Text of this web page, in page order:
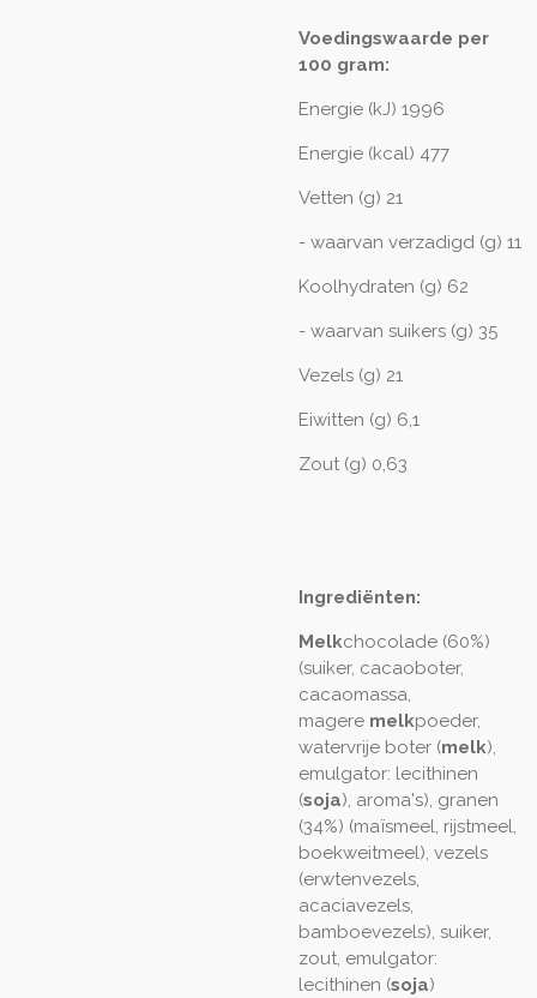
Voedingswaarde per
100 gram:
Energie (kJ) 1996
Energie (kcal) 477
Vetten (g) 21
- waarvan verzadigd (g) 11
Koolhydraten (g) 62
- waarvan suikers (g) 35
Vezels (g) 21
Eiwitten (g) 6,1
Zout (g) 0,63
Ingrediënten:
Melkchocolade (60%)
(suiker, cacaoboter,
cacaomassa,
magere melkpoeder,
watervrije boter (melk),
emulgator: lecithinen
(soja), aroma's), granen
(34%) (maïsmeel, rijstmeel,
boekweitmeel), vezels
(erwtenvezels,
acaciavezels,
bamboevezels), suiker,
zout, emulgator:
lecithinen (soja)